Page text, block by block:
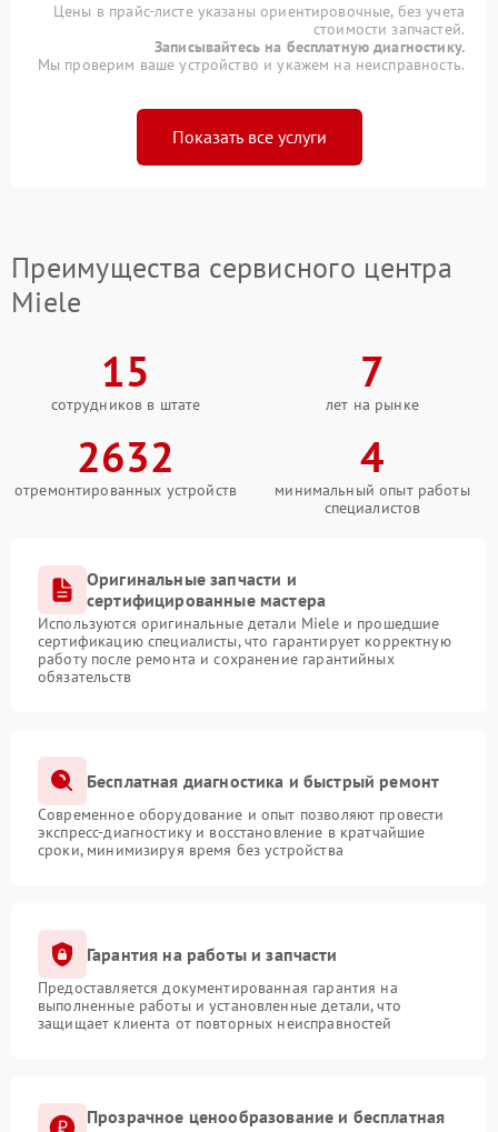
Цены в прайс-листе указаны ориентировочные, без учета
стоимости запчастей.
Записывайтесь на бесплатную диагностику.
Мы проверим ваше устройство и укажем на неисправность.
Показать все услуги
Преимущества сервисного центра
Miele
15
сотрудников в штате
7
лет на рынке
2632
отремонтированных устройств
4
минимальный опыт работы
специалистов
Оригинальные запчасти и
сертифицированные мастера
Используются оригинальные детали Miele и прошедшие
сертификацию специалисты, что гарантирует корректную
работу после ремонта и сохранение гарантийных
обязательств
Бесплатная диагностика и быстрый ремонт
Современное оборудование и опыт позволяют провести
экспресс-диагностику и восстановление в кратчайшие
сроки, минимизируя время без устройства
Гарантия на работы и запчасти
Предоставляется документированная гарантия на
выполненные работы и установленные детали, что
защищает клиента от повторных неисправностей
Прозрачное ценообразование и бесплатная